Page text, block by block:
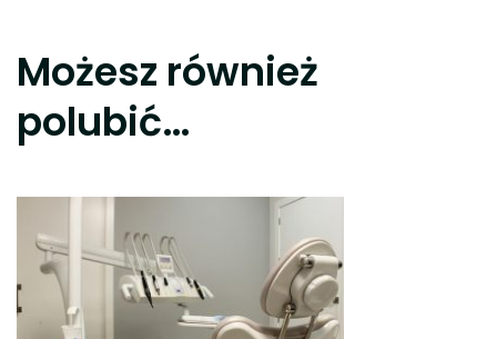
Możesz również
polubić…